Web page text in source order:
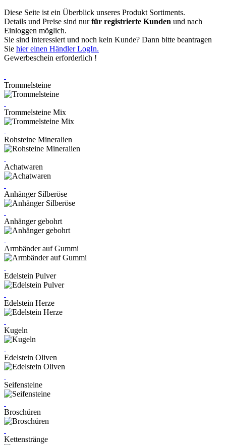
Diese Seite ist ein Überblick unseres Produkt Sortiments.
Details und Preise sind nurfür registrierte Kunden und nach
Einloggen möglich.
Sie sind interessiert und noch kein Kunde? Dann bitte beantragen
Sie hier einen Händler LogIn.
Gewerbeschein erforderlich !
Trommelsteine
Trommelsteine Mix
Rohsteine Mineralien
Achatwaren
Anhänger Silberöse
Anhänger gebohrt
Armbänder auf Gummi
Edelstein Pulver
Edelstein Herze
Kugeln
Edelstein Oliven
Seifensteine
Broschüren
Kettenstränge